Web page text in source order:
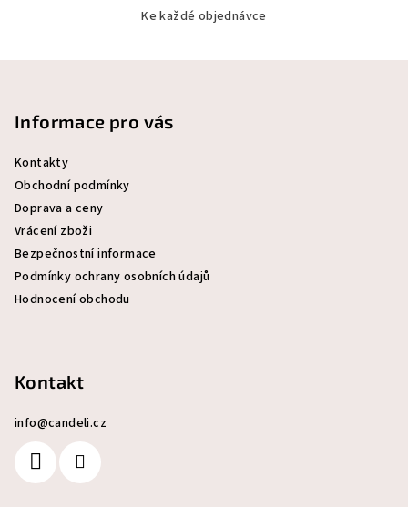
Ke každé objednávce
Informace pro vás
Kontakty
Obchodní podmínky
Doprava a ceny
Vrácení zboži
Bezpečnostní informace
Podmínky ochrany osobních údajů
Hodnocení obchodu
Kontakt
info@candeli.cz